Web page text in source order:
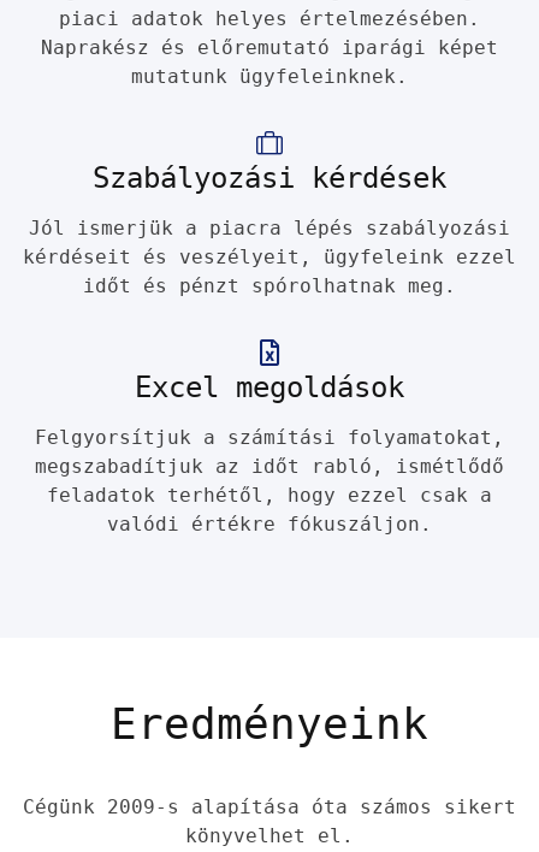
piaci adatok helyes értelmezésében.
Naprakész és előremutató iparági képet
mutatunk ügyfeleinknek.
Szabályozási kérdések
Jól ismerjük a piacra lépés szabályozási
kérdéseit és veszélyeit, ügyfeleink ezzel
időt és pénzt spórolhatnak meg.
Excel megoldások
Felgyorsítjuk a számítási folyamatokat,
megszabadítjuk az időt rabló, ismétlődő
feladatok terhétől, hogy ezzel csak a
valódi értékre fókuszáljon.
Eredményeink
Cégünk 2009-s alapítása óta számos sikert
könyvelhet el.